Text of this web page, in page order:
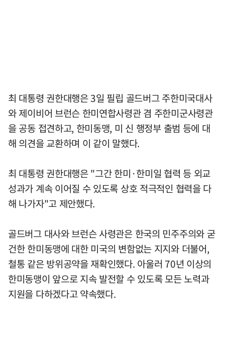
최 대통령 권한대행은 3일 필립 골드버그 주한미국대사
와 제이비어 브런슨 한미연합사령관 겸 주한미군사령관
을 공동 접견하고, 한미동맹, 미 신 행정부 출범 등에 대
해 의견을 교환하며 이 같이 말했다.
최 대통령 권한대행은 "그간 한미·한미일 협력 등 외교
성과가 계속 이어질 수 있도록 상호 적극적인 협력을 다
해 나가자"고 제안했다.
골드버그 대사와 브런슨 사령관은 한국의 민주주의와 굳
건한 한미동맹에 대한 미국의 변함없는 지지와 더불어,
철통 같은 방위공약을 재확인했다. 아울러 70년 이상의
한미동맹이 앞으로 지속 발전할 수 있도록 모든 노력과
지원을 다하겠다고 약속했다.